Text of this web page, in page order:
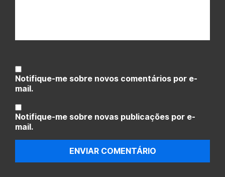
Notifique-me sobre novos comentários por e-
mail.
Notifique-me sobre novas publicações por e-
mail.
ENVIAR COMENTÁRIO